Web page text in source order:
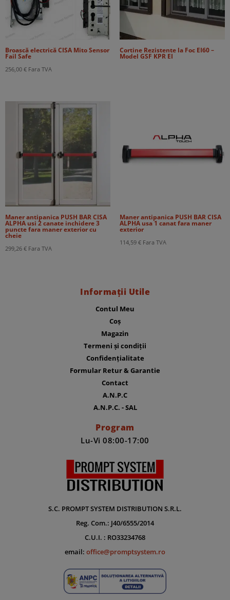
Broască electrică CISA Mito Sensor
Fail Safe
256,00 € Fara TVA
Cortine Rezistente la Foc EI60 –
Model GSF KPR EI
Maner antipanica PUSH BAR CISA
ALPHA usi 2 canate inchidere 3
puncte fara maner exterior cu
cheie
299,26 € Fara TVA
Maner antipanica PUSH BAR CISA
ALPHA usa 1 canat fara maner
exterior
114,59 € Fara TVA
Informații Utile
Contul Meu
Coș
Magazin
Termeni și condiții
Confidențialitate
Formular Retur & Garantie
Contact
A.N.P.C
A.N.P.C. - SAL
Program
Lu-Vi 08:00-17:00
S.C. PROMPT SYSTEM DISTRIBUTION S.R.L.
Reg. Com.: J40/6555/2014
C.U.I. : RO33234768
email: office@promptsystem.ro